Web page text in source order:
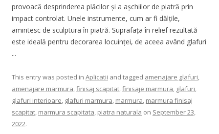
provoacă desprinderea plăcilor și a așchiilor de piatră prin
impact controlat. Unele instrumente, cum ar fi dălțile,
amintesc de sculptura în piatră. Suprafața în relief rezultată
este ideală pentru decorarea locuinței, de aceea având glafuri
...
This entry was posted in Aplicatii and tagged amenajare glafuri,
amenajare marmura,finisaj scapitat,finisaje marmura, glafuri,
glafuri interioare, glafuri marmura, marmura, marmura finisaj
scapitat, marmura scapitata, piatra naturala on September 23,
2022.